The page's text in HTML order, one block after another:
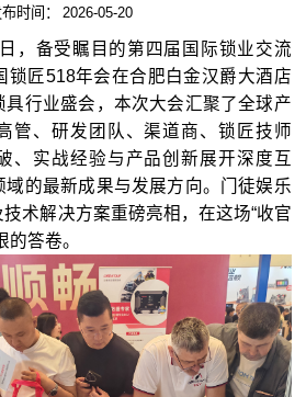
时间： 2026-05-20
备受瞩目的第四届国际锁业交流
锁匠518年会在合肥白金汉爵大酒店
具行业盛会，本次大会汇聚了全球产
管、研发团队、渠道商、锁匠技师
、实战经验与产品创新展开深度互
的最新成果与发展方向。门徒娱乐
术解决方案重磅亮相，在这场“收官
的答卷。